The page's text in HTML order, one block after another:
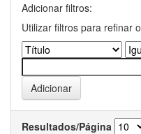
Adicionar filtros:
Utilizar filtros para refinar
Resultados/Página